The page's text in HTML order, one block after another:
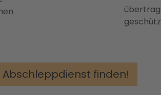
Abschleppdienst finden!